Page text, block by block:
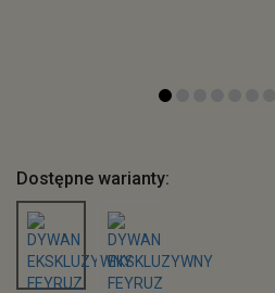
Dostępne warianty: